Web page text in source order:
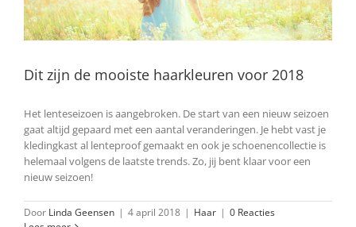
Dit zijn de mooiste haarkleuren voor 2018
Het lenteseizoen is aangebroken. De start van een nieuw seizoen
gaat altijd gepaard met een aantal veranderingen. Je hebt vast je
kledingkast al lenteproof gemaakt en ook je schoenencollectie is
helemaal volgens de laatste trends. Zo, jij bent klaar voor een
nieuw seizoen!
Door Linda Geensen | 4 april 2018 | Haar | 0 Reacties